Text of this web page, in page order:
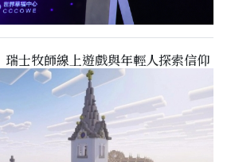
士牧師線上遊戲與年輕人探索信仰